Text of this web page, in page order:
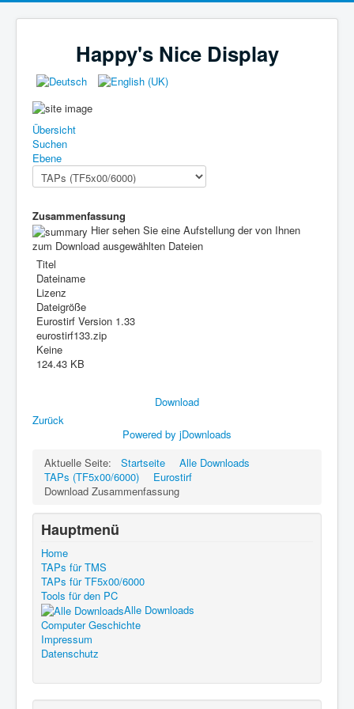
Happy's Nice Display
Übersicht
Suchen
Ebene
Zusammenfassung
Hier sehen Sie eine Aufstellung der von Ihnen
zum Download ausgewählten Dateien
Titel
Dateiname
Lizenz
Dateigröße
Eurostirf Version 1.33
eurostirf133.zip
Keine
124.43 KB
Download
Zurück
Powered by jDownloads
Aktuelle Seite:
Startseite
Alle Downloads
TAPs (TF5x00/6000)
Eurostirf
Download Zusammenfassung
Hauptmenü
Home
TAPs für TMS
TAPs für TF5x00/6000
Tools für den PC
Alle Downloads
Computer Geschichte
Impressum
Datenschutz